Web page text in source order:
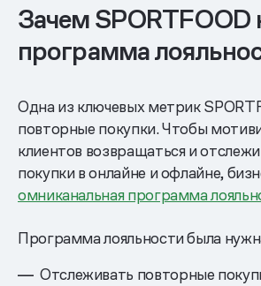
Зачем SPORTFOOD
программа
Одна из ключевых метрик
повторные покупки. Чтобы
клиентов возвращаться и
покупки в онлайне и офлайне,
омниканальная программа
Программа лояльности была
Отслеживать повторные